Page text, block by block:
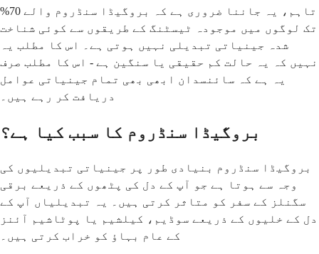
تاہم، یہ جاننا ضروری ہے کہ بروگیڈا سنڈروم والے 70%
تک لوگوں میں موجودہ ٹیسٹنگ کے طریقوں سے کوئی شناخت
شدہ جینیاتی تبدیلی نہیں ہوتی ہے۔ اس کا مطلب یہ
نہیں کہ یہ حالت کم حقیقی یا سنگین ہے - اس کا مطلب صرف
یہ ہے کہ سائنسدان ابھی بھی تمام جینیاتی عوامل
دریافت کر رہے ہیں۔
بروگیڈا سنڈروم کا سبب کیا ہے؟
بروگیڈا سنڈروم بنیادی طور پر جینیاتی تبدیلیوں کی
وجہ سے ہوتا ہے جو آپ کے دل کی پٹھوں کے ذریعے برقی
سگنلز کے سفر کو متاثر کرتی ہیں۔ یہ تبدیلیاں آپ کے
دل کے خلیوں کے ذریعے سوڈیم، کیلشیم یا پوٹاشیم آئنز
کے عام بہاؤ کو خراب کرتی ہیں۔